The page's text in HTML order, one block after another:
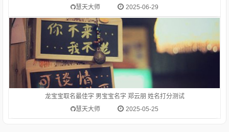
慧天大师
2025-06-29
郑人买履（讽喻那些只相信教条，不顾客观实际的人）
龙宝宝取名最佳字 男宝宝名字 郑云朋 姓名打分测试
慧天大师
2025-05-25